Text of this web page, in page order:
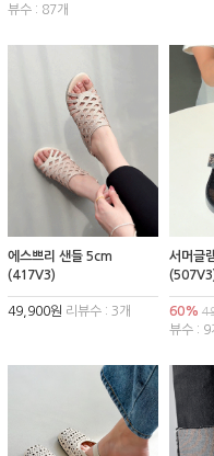
뷰수 : 87개
에스쁘리 샌들 5cm
(417V3)
49,900원 리뷰수 : 3개
서머글
60%
뷰수 : 9